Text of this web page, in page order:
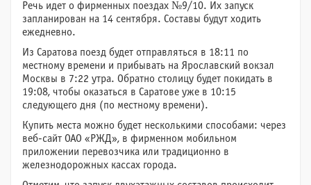
Речь идет о фирменных поездах №9/10. Их запуск
запланирован на 14 сентября. Составы будут ходить
ежедневно.
Из Саратова поезд будет отправляться в 18:11 по
местному времени и прибывать на Ярославский вокзал
Москвы в 7:22 утра. Обратно столицу будет покидать в
19:08, чтобы оказаться в Саратове уже в 10:15
следующего дня (по местному времени).
Купить места можно будет несколькими способами: через
веб-сайт ОАО «РЖД», в фирменном мобильном
приложении перевозчика или традиционно в
железнодорожных кассах города.